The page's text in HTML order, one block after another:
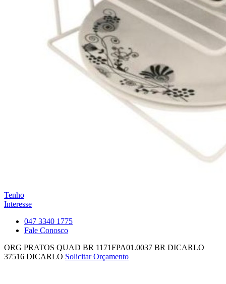
Tenho
Interesse
047 3340 1775
Fale Conosco
ORG PRATOS QUAD BR 1171FPA01.0037 BR DICARLO
37516 DICARLO Solicitar Orçamento